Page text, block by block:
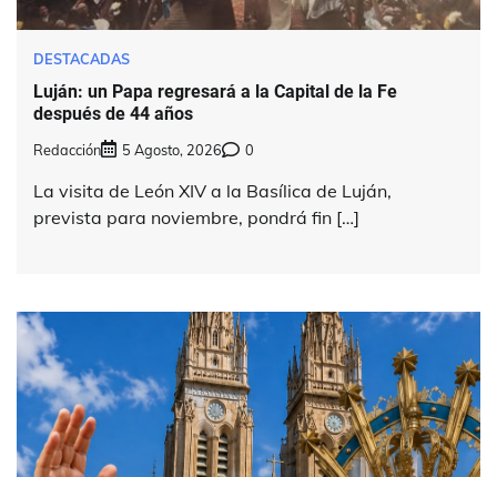
DESTACADAS
Luján: un Papa regresará a la Capital de la Fe
después de 44 años
Redacción 5 Agosto, 2026 0
La visita de León XIV a la Basílica de Luján,
prevista para noviembre, pondrá fin […]